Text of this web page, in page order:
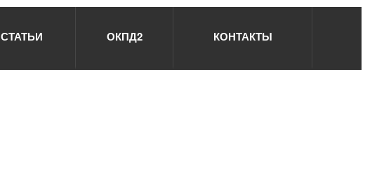
СТАТЬИ ОКПД2 КОНТАКТЫ